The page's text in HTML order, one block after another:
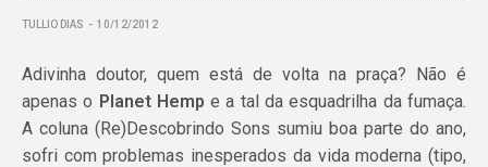
TULLIO DIAS 10/12/2012
Adivinha doutor, quem está de volta na praça? Não é
apenas o Planet Hemp e a tal da esquadrilha da fumaça.
A coluna (Re)Descobrindo Sons sumiu boa parte do ano,
sofri com problemas inesperados da vida moderna (tipo,